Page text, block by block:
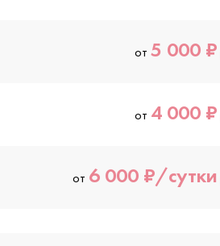
от 5 000 ₽
от 4 000 ₽
от 6 000 ₽/сутки